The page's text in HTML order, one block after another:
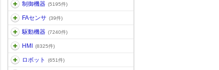
制御機器 (5195件)
FAセンサ (39件)
駆動機器 (7240件)
HMI (8325件)
ロボット (651件)